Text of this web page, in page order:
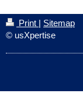
Print | Sitemap
© usXpertise